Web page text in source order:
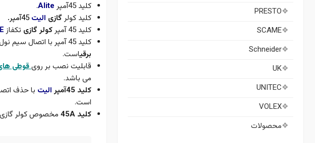
کلید 45آمپر Alite
.
کلید کولر گازی الیت 45آمپر
.
کلید 45 آمپر
کولر گازی تکفاز
کلید 45 آمپر با اتصال سیم نول و فاز قابلیت قطع و وصل فاز و نول را همزمان دارد و مخصوص
برقیاست.
قابلیت نصب بر رویقوطی های
می باشد.
کلید 45آمپر
الیت با حذف
است.
کلید 45A
مخصوص کولر
PRESTO
SCAME
Schneider
UK
UNITEC
VOLEX
محصولات